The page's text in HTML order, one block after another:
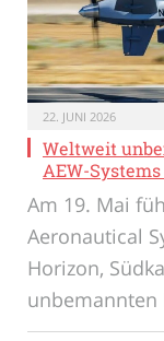
22. JUNI 2026
Weltweit
AEW-
Am 19. Mai
Aeronautical
Horizon,
unbemannten